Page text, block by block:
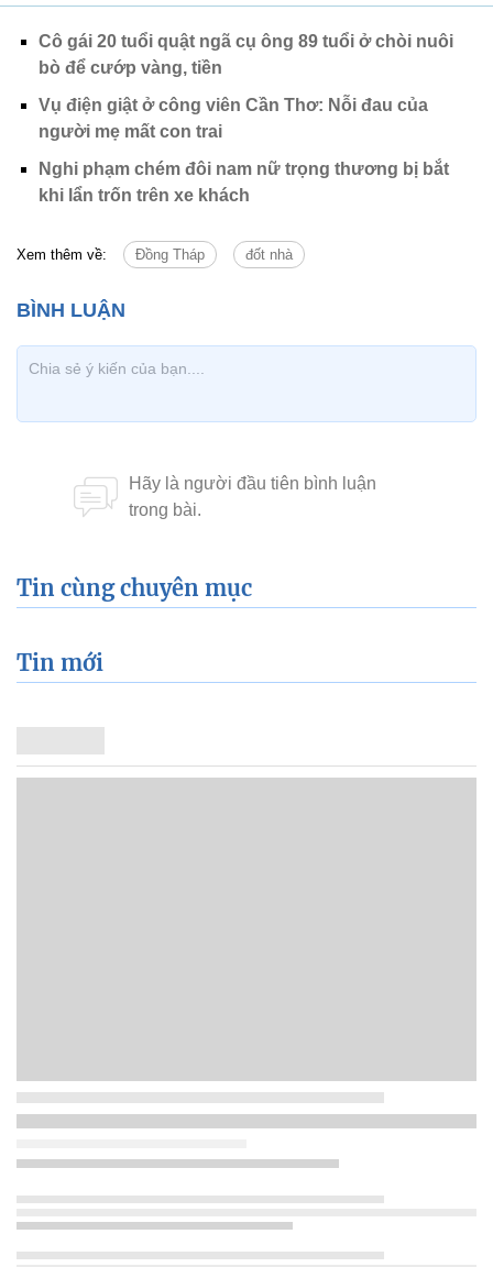
Cô gái 20 tuổi quật ngã cụ ông 89 tuổi ở chòi nuôi
bò để cướp vàng, tiền
Vụ điện giật ở công viên Cần Thơ: Nỗi đau của
người mẹ mất con trai
Nghi phạm chém đôi nam nữ trọng thương bị bắt
khi lẩn trốn trên xe khách
Xem thêm về: Đồng Tháp đốt nhà
Tin cùng chuyên mục
Tin mới